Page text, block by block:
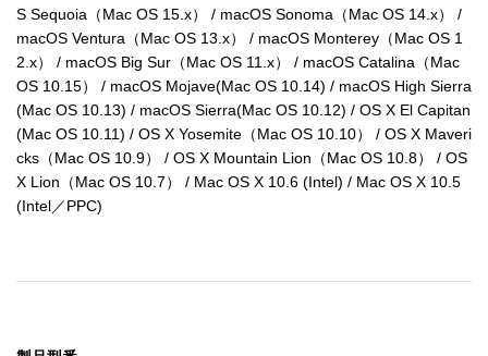
S Sequoia（Mac OS 15.x） / macOS Sonoma（Mac OS 14.x） /
macOS Ventura（Mac OS 13.x） / macOS Monterey（Mac OS 1
2.x） / macOS Big Sur（Mac OS 11.x） / macOS Catalina（Mac
OS 10.15） / macOS Mojave(Mac OS 10.14) / macOS High Sierra
(Mac OS 10.13) / macOS Sierra(Mac OS 10.12) / OS X El Capitan
(Mac OS 10.11) / OS X Yosemite（Mac OS 10.10） / OS X Maveri
cks（Mac OS 10.9） / OS X Mountain Lion（Mac OS 10.8） / OS
X Lion（Mac OS 10.7） / Mac OS X 10.6 (Intel) / Mac OS X 10.5
(Intel／PPC)